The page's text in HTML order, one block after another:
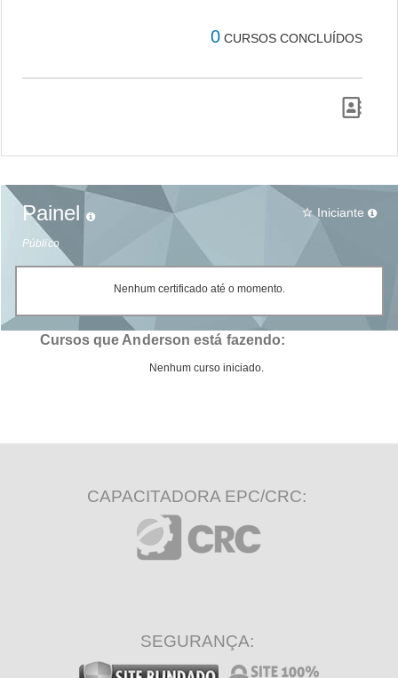
0 CURSOS CONCLUÍDOS
Painel
Público
star_border Iniciante
Nenhum certificado até o momento.
Cursos que Anderson está fazendo:
Nenhum curso iniciado.
CAPACITADORA EPC/CRC:
SEGURANÇA: